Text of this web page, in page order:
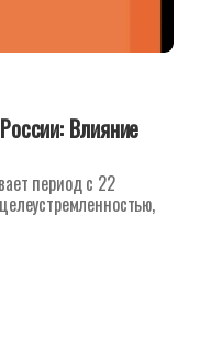
Влияние
период с 22